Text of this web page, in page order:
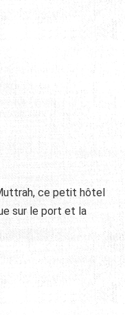
ce petit hôtel
sur le port et la